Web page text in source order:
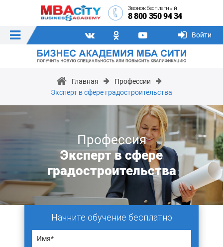
Звонок бесплатный
8 800 350 94 34
Войти
Главная
Профессии
Эксперт в сфере градостроительства
Профессия
Эксперт в сфере
градостроительства
Начните обучение бесплатно